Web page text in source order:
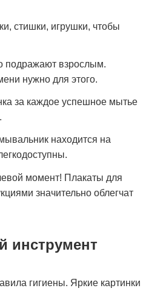
стишки, игрушки, чтобы
подражают взрослым.
нужно для этого.
за каждое успешное мытье
находится на
момент! Плакаты для
значительно облегчат
инструмент
гигиены. Яркие картинки